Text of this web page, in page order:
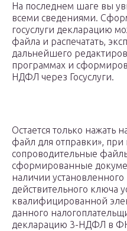
На последнем шаге вы
всеми сведениями.
госуслуги декларацию
файла и распечатать,
дальнейшего
программах и
НДФЛ через Госуслуги.
Остается только нажать
файл для отправки»,
сопроводительные
сформированные
наличии
действительного ключа
квалифицированной
данного
декларацию 3-НДФЛ в